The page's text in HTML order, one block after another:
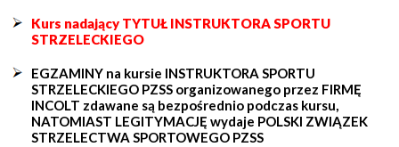
Kurs nadający TYTUŁ INSTRUKTORA SPORTU
STRZELECKIEGO
EGZAMINY na kursie INSTRUKTORA SPORTU
STRZELECKIEGO PZSS organizowanego przez FIRMĘ
INCOLT zdawane są bezpośrednio podczas kursu,
NATOMIAST LEGITYMACJĘ wydaje POLSKI ZWIĄZEK
STRZELECTWA SPORTOWEGO PZSS